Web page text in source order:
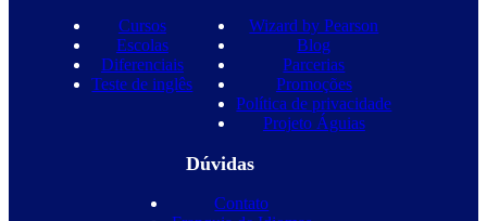
Cursos
Escolas
Diferenciais
Teste de inglês
Wizard by Pearson
Blog
Parcerias
Promoções
Política de privacidade
Projeto Águias
Dúvidas
Contato